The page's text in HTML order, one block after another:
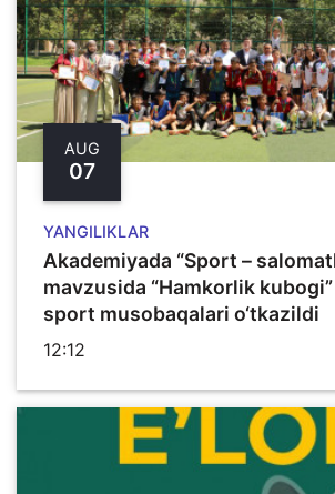
AUG
07
YANGILIKLAR
Akademiyada “Sport –
mavzusida “Hamkorlik kubogi”
sport musobaqalari o‘tkazildi
12:12